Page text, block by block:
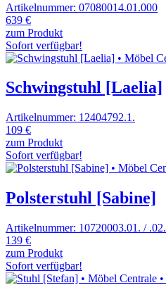
Artikelnummer: 07080014.01.000
639 €
zum Produkt
Sofort verfügbar!
Schwingstuhl [Laelia]
Artikelnummer: 12404792.1.
109 €
zum Produkt
Sofort verfügbar!
Polsterstuhl [Sabine]
Artikelnummer: 10720003.01. / .02.
139 €
zum Produkt
Sofort verfügbar!